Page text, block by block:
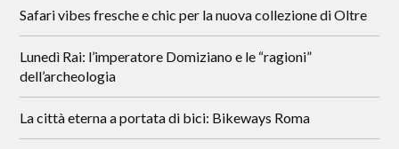
Safari vibes fresche e chic per la nuova collezione di Oltre
Lunedì Rai: l’imperatore Domiziano e le “ragioni”
dell’archeologia
La città eterna a portata di bici: Bikeways Roma